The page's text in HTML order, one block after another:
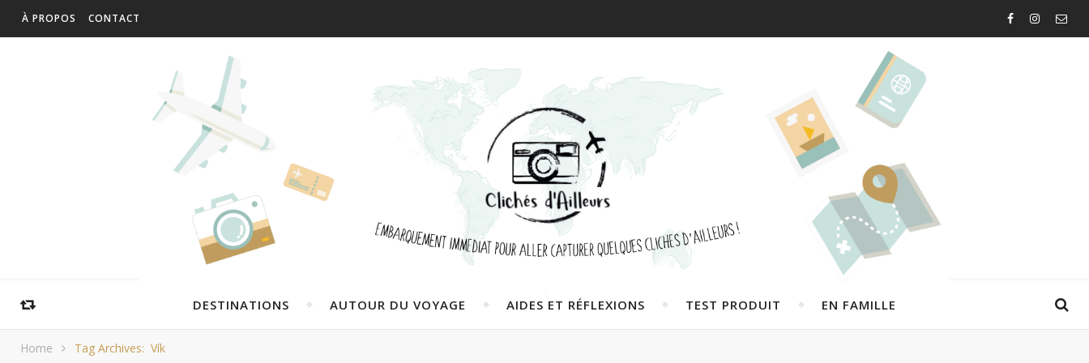
À PROPOS CONTACT
DESTINATIONS AUTOUR DU VOYAGE AIDES ET RÉFLEXIONS TEST PRODUIT EN FAMILLE
Home Tag Archives: Vík